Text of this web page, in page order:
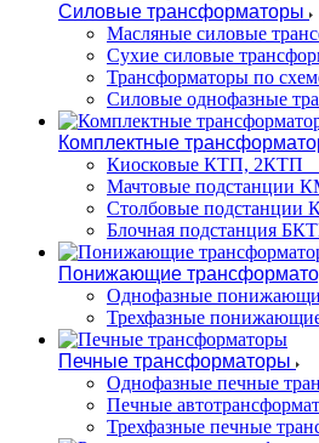
Силовые трансформаторы
Масляные силовые
Сухие силовые
Трансформаторы по
Силовые однофазные
Комплектные
Киосковые КТП, 2КТП
Мачтовые подстанции
Столбовые подстанции
Блочная подстанция
Понижающие
Однофазные
Трехфазные
Печные трансформаторы
Однофазные печные
Печные
Трехфазные печные